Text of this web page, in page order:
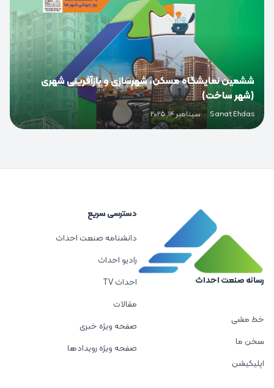
ششمین نمایشگاه مسکن، شهرسازی و بازآفرینی شهری
(شهر ساخت)
Sanat Ehdas
· سپتامبر 14, 2025
رسانه صنعت احداث
خط مشی
سخن ما
اپلیکیشن
دسترسی سریع
دانشنامه صنعت احداث
رادیو احداث
احداث TV
مقالات
صفحه ویژه خبری
صفحه ویژه رویدادها